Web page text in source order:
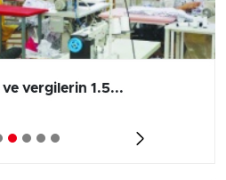
vergilerin 1.5...